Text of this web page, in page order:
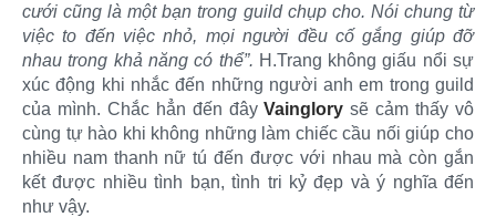
cưới cũng là một bạn trong guild chụp cho. Nói chung từ
việc to đến việc nhỏ, mọi người đều cố gắng giúp đỡ
nhau trong khả năng có thể”. H.Trang không giấu nổi sự
xúc động khi nhắc đến những người anh em trong guild
của mình. Chắc hẳn đến đâyVainglory sẽ cảm thấy vô
cùng tự hào khi không những làm chiếc cầu nối giúp cho
nhiều nam thanh nữ tú đến được với nhau mà còn gắn
kết được nhiều tình bạn, tình tri kỷ đẹp và ý nghĩa đến
như vậy.